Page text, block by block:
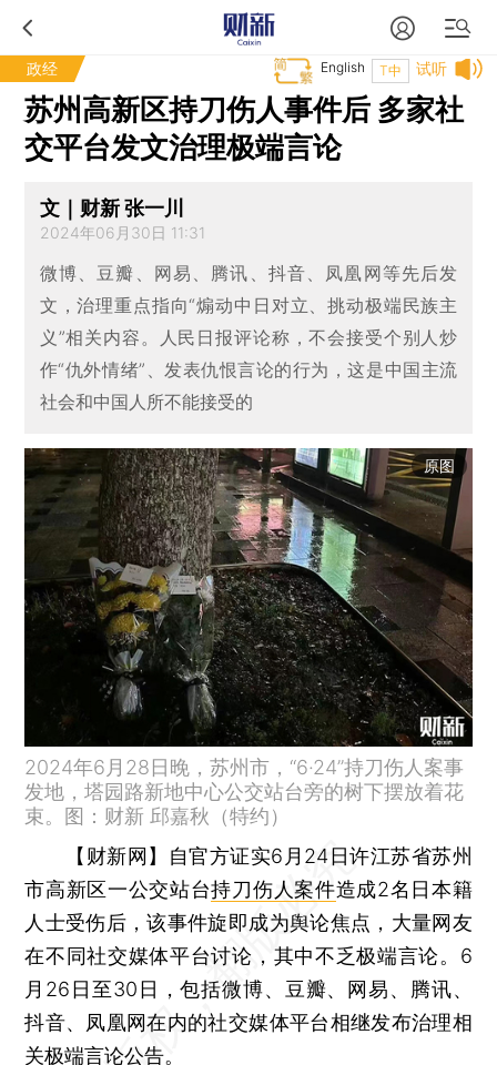
政经 试听
T中
English
苏州高新区持刀伤人事件后 多家社
交平台发文治理极端言论
文｜财新 张一川
2024年06月30日 11:31
微博、豆瓣、网易、腾讯、抖音、凤凰网等先后发
文，治理重点指向“煽动中日对立、挑动极端民族主
义”相关内容。人民日报评论称，不会接受个别人炒
作“仇外情绪”、发表仇恨言论的行为，这是中国主流
社会和中国人所不能接受的
原图
2024年6月28日晚，苏州市，“6·24”持刀伤人案事
发地，塔园路新地中心公交站台旁的树下摆放着花
束。图：财新 邱嘉秋（特约）
【财新网】
自官方证实6月24日许江苏省苏州
市高新区一公交站台持刀伤人案件造成2名日本籍
人士受伤后，该事件旋即成为舆论焦点，大量网友
在不同社交媒体平台讨论，其中不乏极端言论。6
月26日至30日，包括微博、豆瓣、网易、腾讯、
抖音、凤凰网在内的社交媒体平台相继发布治理相
关极端言论公告。